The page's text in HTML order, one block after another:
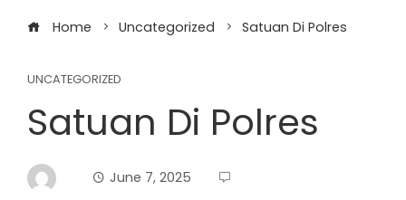
Home Uncategorized Satuan Di Polres
UNCATEGORIZED
Satuan Di Polres
June 7, 2025